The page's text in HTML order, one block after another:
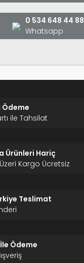
0 534 648 44 88
Whatsapp
Ödeme
ile Tahsilat
Ürünleri Hariç
Kargo Ücretsiz
Teslimat
Ödeme